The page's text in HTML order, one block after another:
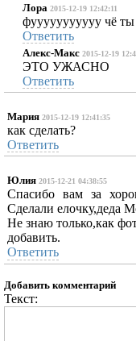
Лора 2015-12-19 12:42:11
фууууууууууу чё ты
Ответить
Алекс-Макс 2015-12-19
ЭТО УЖАСНО
Ответить
Мария 2015-12-19 12:41:35
как сделать?
Ответить
Юлия 2015-12-21 04:38:55
Спасибо вам за
Сделали елочку,деда
Не знаю только,как
добавить.
Ответить
Добавить комментарий
Текст: